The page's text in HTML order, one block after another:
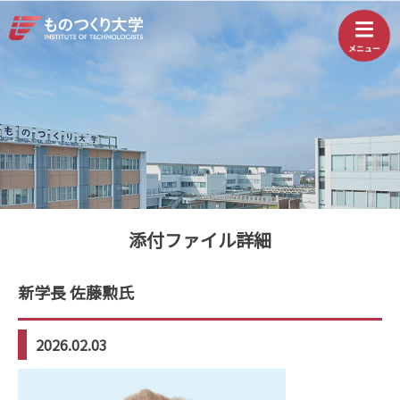
添付ファイル詳細
新学長 佐藤勲氏
2026.02.03